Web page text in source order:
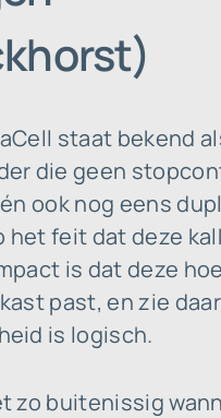
staat bekend
die geen
ook nog eens
het feit dat deze
is dat deze
past, en zie
is logisch.
zo buitenissig